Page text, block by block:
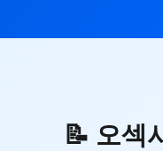
📝 오섹